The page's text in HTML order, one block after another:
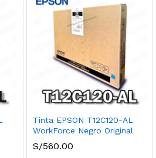
Tinta EPSON T12C120-AL
WorkForce Negro Original
S/560.00